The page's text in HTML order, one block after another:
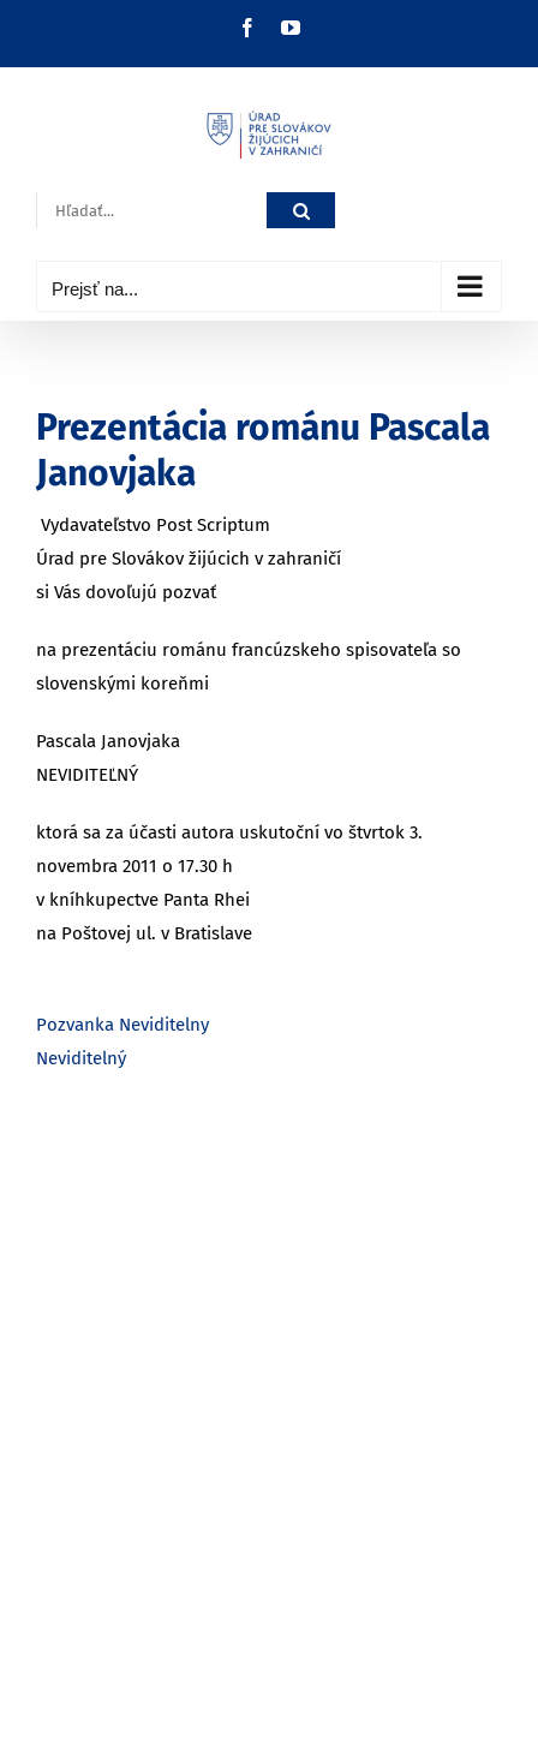
FacebookYouTube
Hľadať:
Prejsť na...
Prezentácia románu Pascala
Janovjaka
Vydavateľstvo Post Scriptum
Úrad pre Slovákov žijúcich v zahraničí
si Vás dovoľujú pozvať
na prezentáciu románu francúzskeho spisovateľa so
slovenskými koreňmi
Pascala Janovjaka
NEVIDITEĽNÝ
ktorá sa za účasti autora uskutoční vo štvrtok 3.
novembra 2011 o 17.30 h
v kníhkupectve Panta Rhei
na Poštovej ul. v Bratislave
Pozvanka Neviditelny
Neviditelný